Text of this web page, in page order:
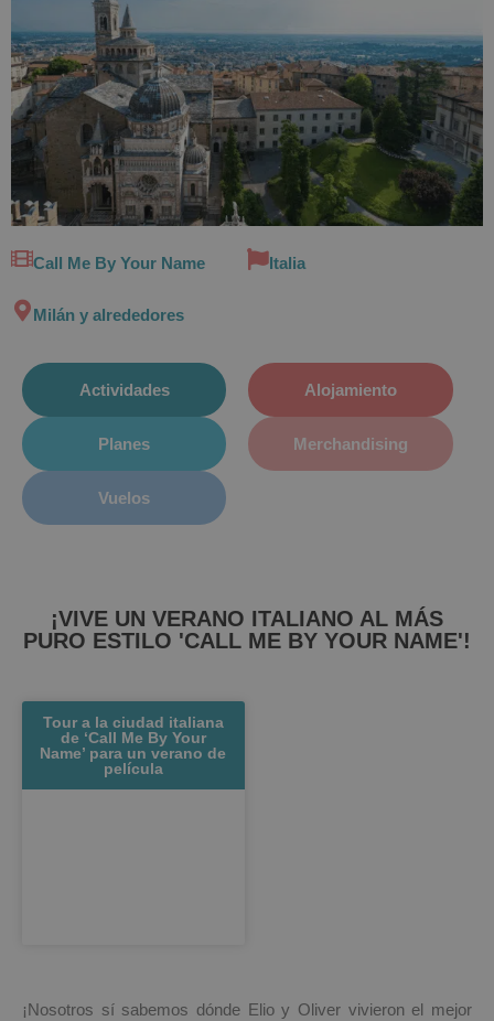
Call Me By Your Name Italia
Milán y alrededores
Actividades
Planes
Vuelos
Alojamiento
Merchandising
¡VIVE UN VERANO ITALIANO AL MÁS
PURO ESTILO 'CALL ME BY YOUR NAME'!
Tour a la ciudad italiana
de ‘Call Me By Your
Name’ para un verano de
película
¡Nosotros sí sabemos dónde Elio y Oliver vivieron el mejor